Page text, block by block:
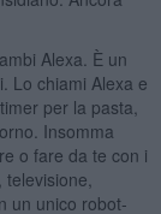
Alexa. È un
Lo chiami Alexa e
per la pasta,
Insomma
o fare da te con i
un unico robot-